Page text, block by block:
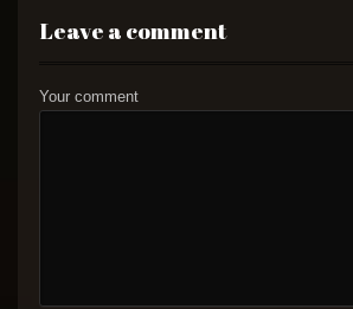
Leave a comment
Your comment